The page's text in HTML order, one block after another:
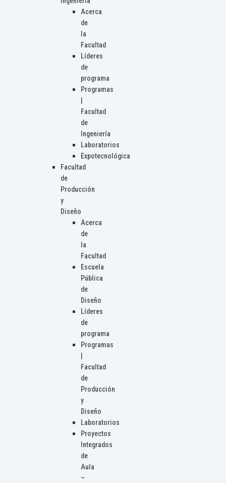
Acerca
de
la
Facultad
Líderes
de
programa
Programas
Facultad
de
Ingeniería
Laboratorios
Expotecnológica
Facultad
de
Producción
y
Diseño
Acerca
de
la
Facultad
Escuela
Pública
de
Diseño
Líderes
de
programa
Programas
Facultad
de
Producción
y
Diseño
Laboratorios
Proyectos
Integrados
de
Aula
–